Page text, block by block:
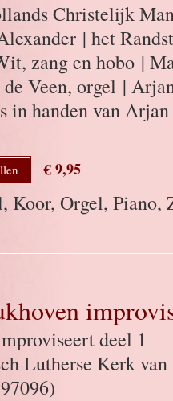
Christelijk
| het
zang en hobo |
Veen, orgel |
in handen van
€ 9,95
Koor, Orgel, Piano,
deel 1
Lutherse Kerk